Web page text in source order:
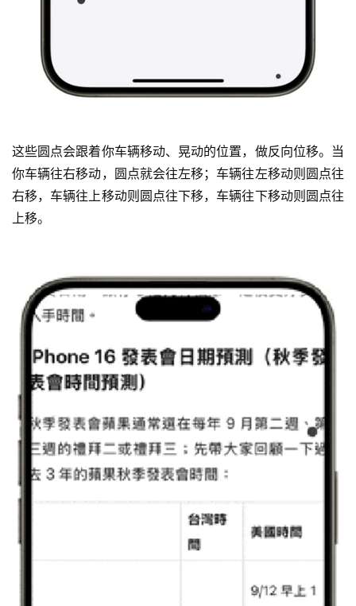
这些圆点会跟着你车辆移动、晃动的位置，做反向位移。当
你车辆往右移动，圆点就会往左移；车辆往左移动则圆点往
右移，车辆往上移动则圆点往下移，车辆往下移动则圆点往
上移。